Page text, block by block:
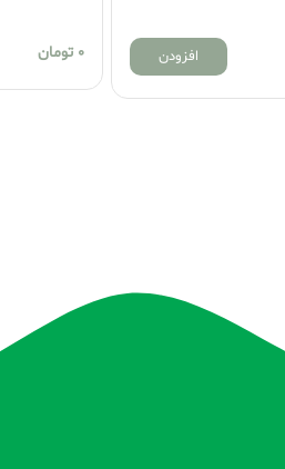
افزودن 0 تومان